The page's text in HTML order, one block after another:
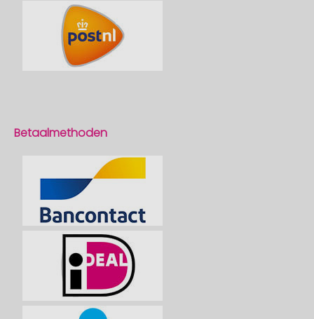
Betaalmethoden